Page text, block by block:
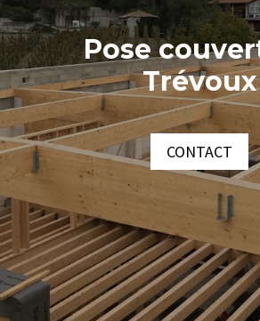
Pose
Trévoux
CONTACT